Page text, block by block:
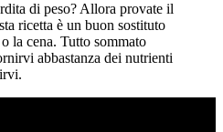
di peso? Allora provate il
ricetta è un buon sostituto
la cena. Tutto sommato
abbastanza dei nutrienti